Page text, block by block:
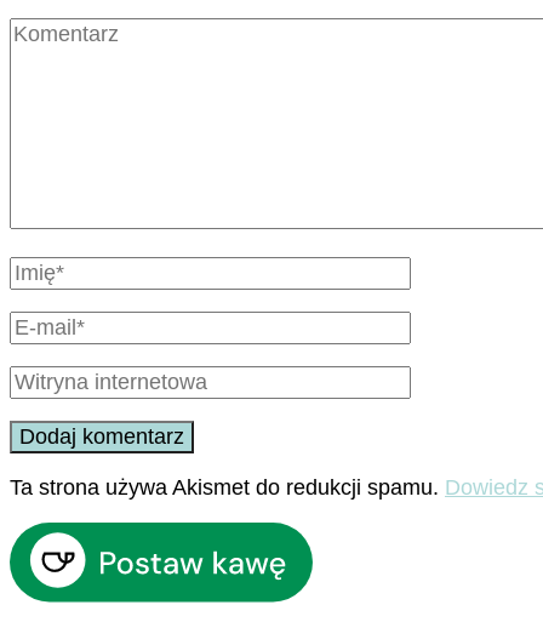
Ta strona używa Akismet do redukcji spamu. Dowiedz